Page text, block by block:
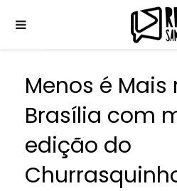
Menos é
Brasília com
edição do